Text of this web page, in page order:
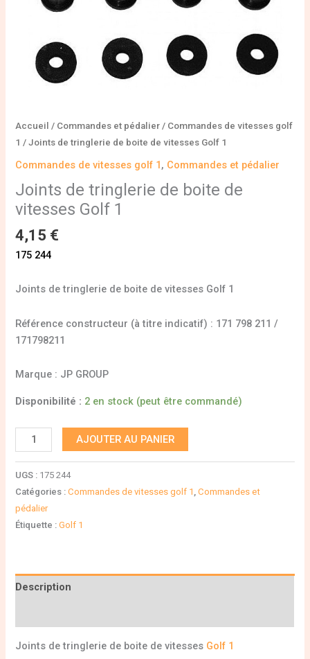
Accueil / Commandes et pédalier / Commandes de vitesses golf
1 / Joints de tringlerie de boite de vitesses Golf 1
Commandes de vitesses golf 1, Commandes et pédalier
Joints de tringlerie de boite de
vitesses Golf 1
4,15 €
175 244
Joints de tringlerie de boite de vitesses Golf 1
Référence constructeur (à titre indicatif) : 171 798 211 /
171798211
Marque : JP GROUP
Disponibilité : 2 en stock (peut être commandé)
AJOUTER AU PANIER
UGS : 175 244
Catégories :Commandes de vitesses golf 1 ,Commandes et
pédalier
Étiquette :Golf 1
Description
Joints de tringlerie de boite de vitesses Golf 1